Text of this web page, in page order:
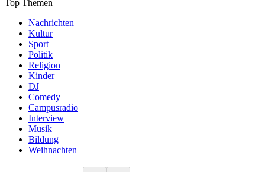
Top Themen
Nachrichten
Kultur
Sport
Politik
Religion
Kinder
DJ
Comedy
Campusradio
Interview
Musik
Bildung
Weihnachten